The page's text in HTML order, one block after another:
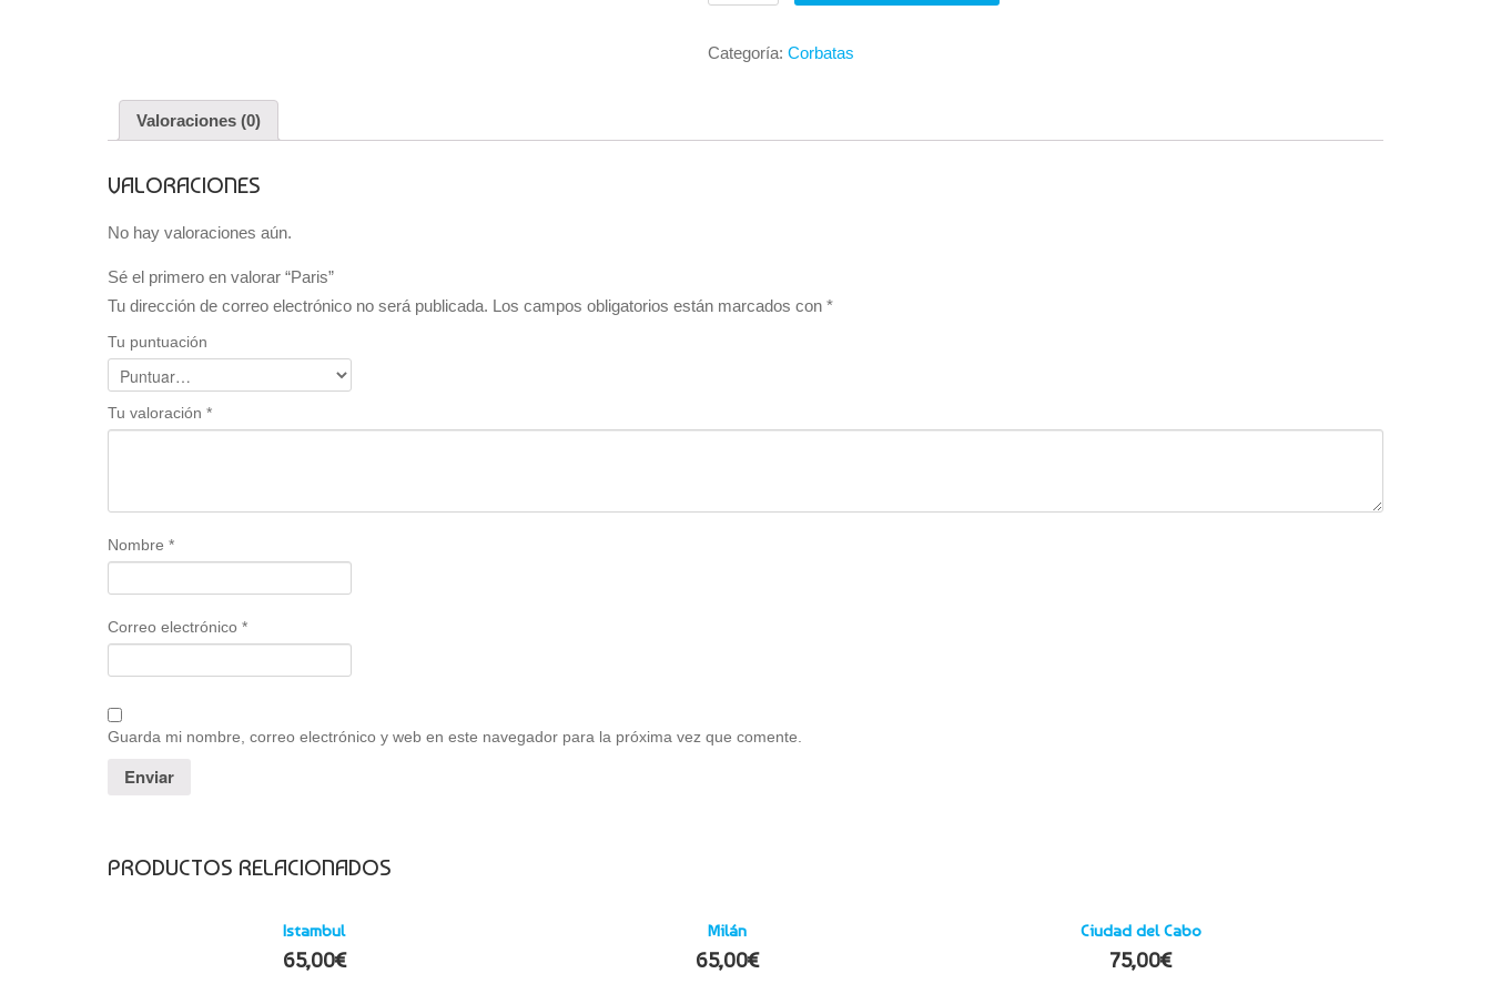
Categoría: Corbatas
Valoraciones (0)
VALORACIONES
No hay valoraciones aún.
Sé el primero en valorar “Paris”
Tu dirección de correo electrónico no será publicada. Los campos obligatorios están marcados con *
Tu puntuación
Tu valoración *
Nombre *
Correo electrónico *
Guarda mi nombre, correo electrónico y web en este navegador para la próxima vez que comente.
PRODUCTOS RELACIONADOS
Istambul
65,00€
Milán
65,00€
Ciudad del Cabo
75,00€